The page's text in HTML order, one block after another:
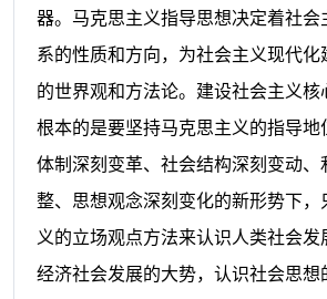
器。马克思主义指导思想决定着社会
系的性质和方向，为社会主义现代化
的世界观和方法论。建设社会主义核
根本的是要坚持马克思主义的指导地
体制深刻变革、社会结构深刻变动、
整、思想观念深刻变化的新形势下，
义的立场观点方法来认识人类社会发
经济社会发展的大势，认识社会思想